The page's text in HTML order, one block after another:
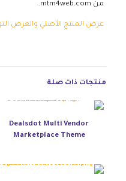
من mtm4web.com.
عرض المنتج الأصلي والعرض
منتجات ذات صلة
Dealsdot Multi Vendor
Marketplace Theme